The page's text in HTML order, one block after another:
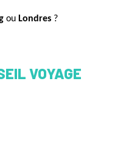
ou Londres ?
VOYAGE